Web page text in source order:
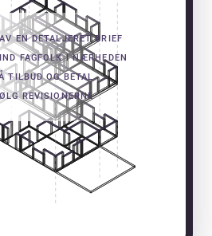
EN DETALJERET BRIEF
FAGFOLK I NÆRHEDEN
TILBUD OG BETAL
REVISIONERNE